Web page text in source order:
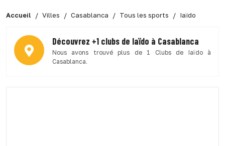
Accueil Villes Casablanca Tous les sports Iaïdo
Découvrez +1 clubs de Iaïdo à Casablanca
Nous avons trouvé plus de 1 Clubs de Iaïdo à
Casablanca.